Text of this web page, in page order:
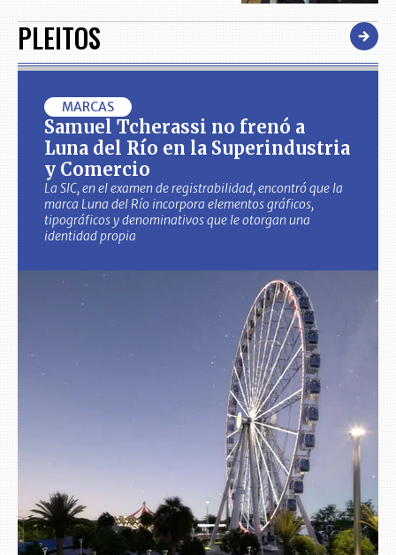
PLEITOS
MARCAS
Samuel Tcherassi no frenó a
Luna del Río en la Superindustria
y Comercio
La SIC, en el examen de registrabilidad, encontró que la
marca Luna del Río incorpora elementos gráficos,
tipográficos y denominativos que le otorgan una
identidad propia